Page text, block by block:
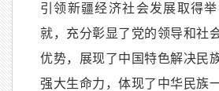
引领新疆经济社会发展取得
就，充分彰显了党的领导和社
优势，展现了中国特色解决民
强大生命力，体现了中华民族